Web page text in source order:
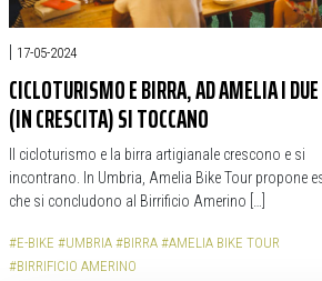
| 17-05-2024
CICLOTURISMO E BIRRA, AD AMELIA I
(IN CRESCITA) SI TOCCANO
Il cicloturismo e la birra artigianale crescono e si
incontrano. In Umbria, Amelia Bike Tour propone
che si concludono al Birrificio Amerino […]
#E-BIKE #UMBRIA #BIRRA #AMELIA BIKE TOUR
#BIRRIFICIO AMERINO